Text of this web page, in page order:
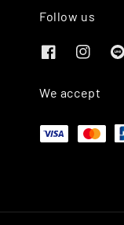
Follow us
We accept